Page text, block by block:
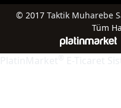
© 2017 Taktik Muharebe
Tüm